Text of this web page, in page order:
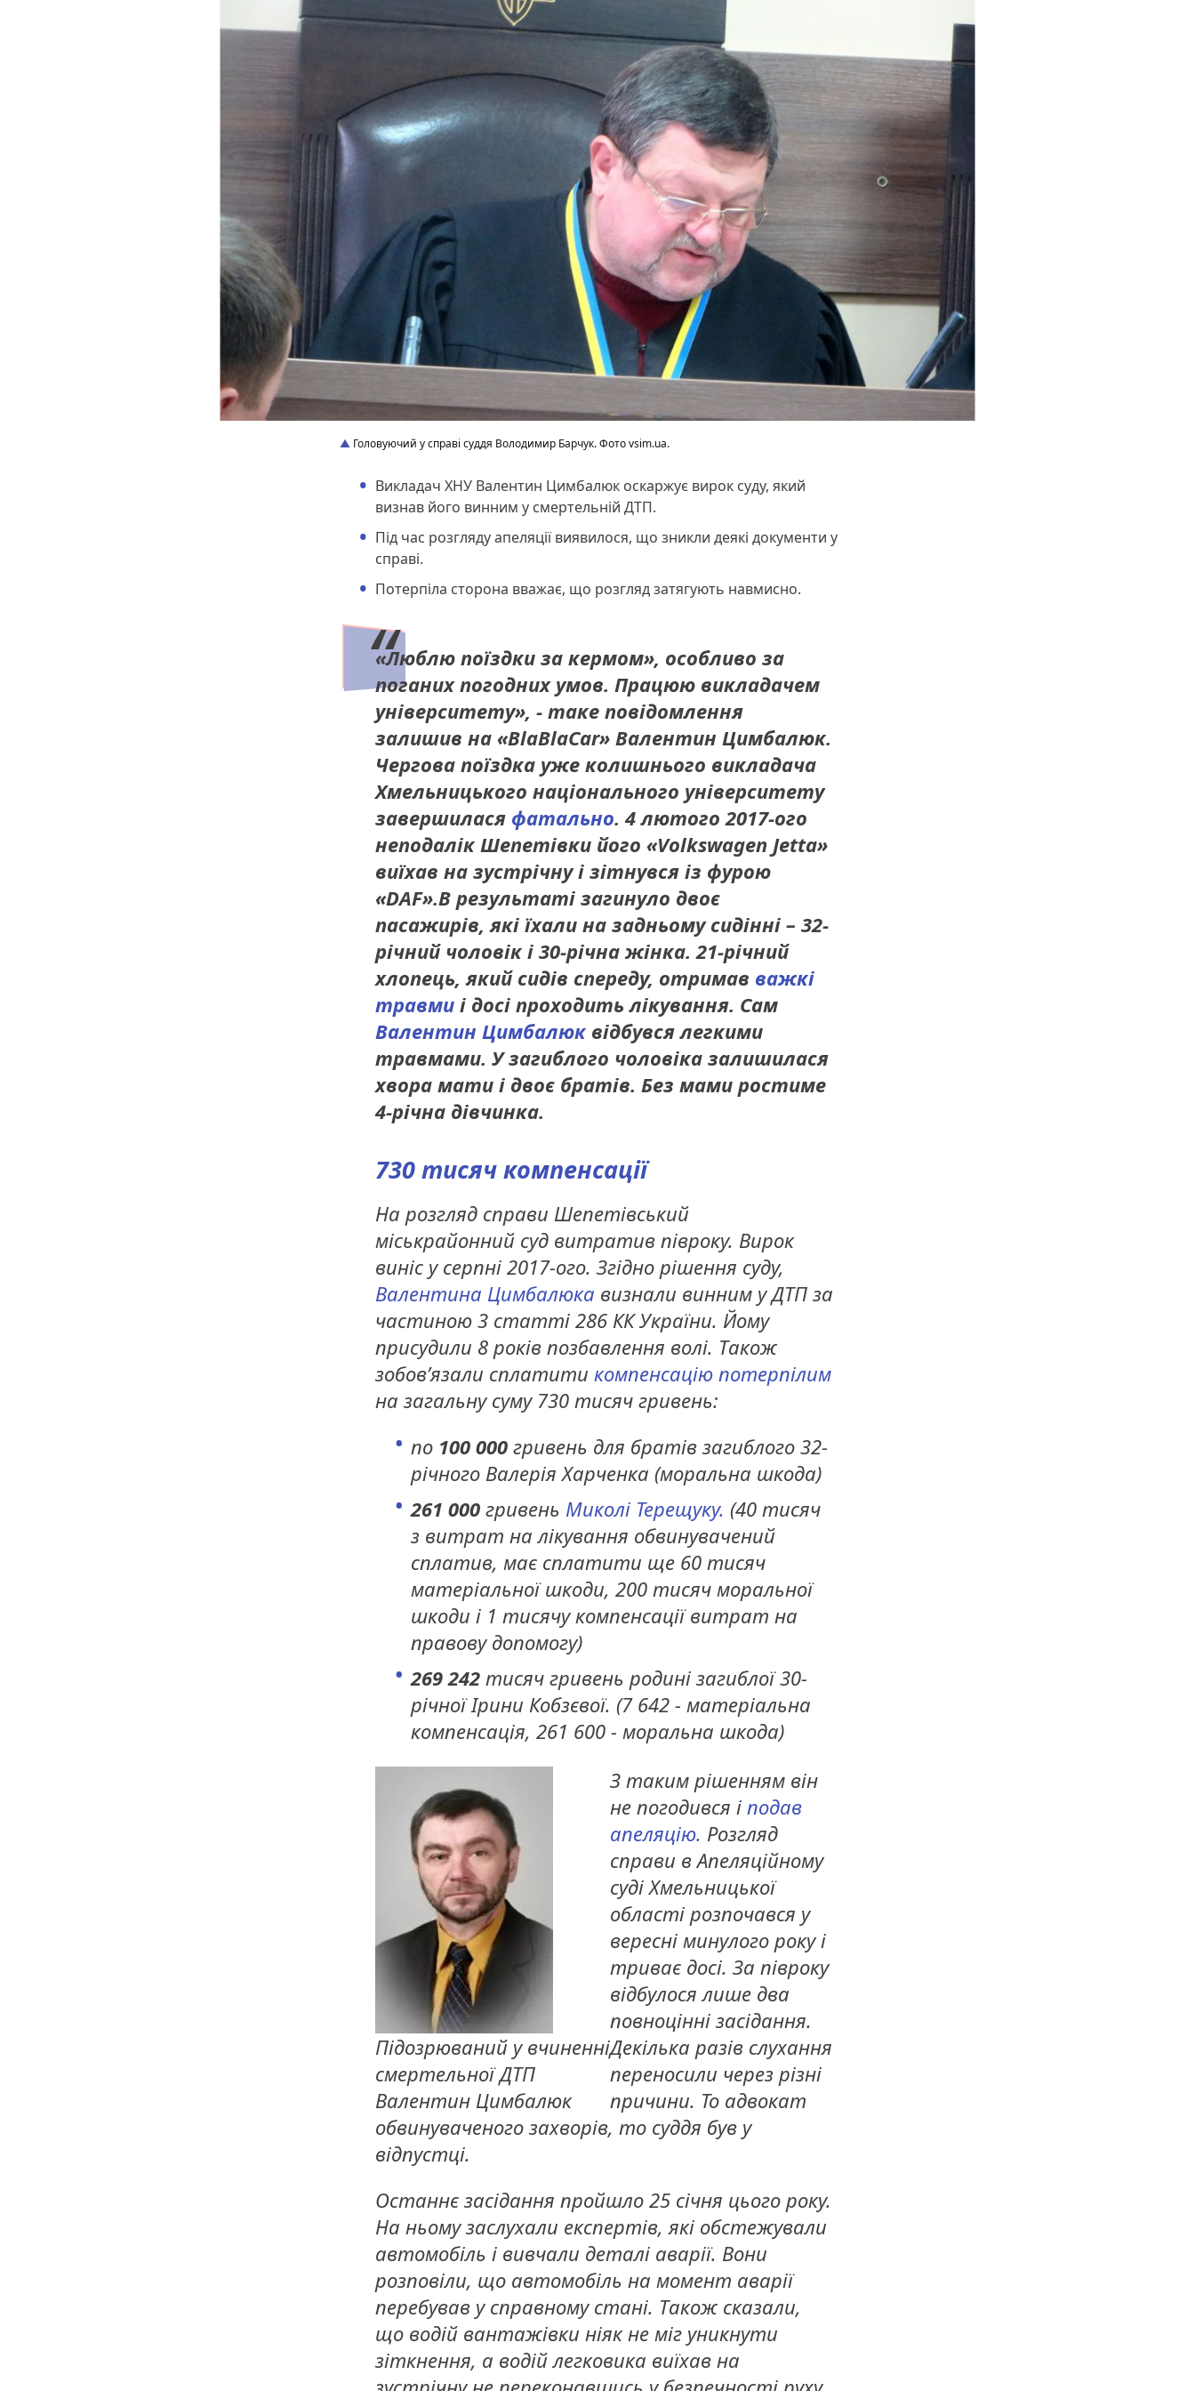
Головуючий у справі суддя Володимир Барчук. Фото vsim.ua.
Викладач ХНУ Валентин Цимбалюк оскаржує вирок суду, який
визнав його винним у смертельній ДТП.
Під час розгляду апеляції виявилося, що зникли деякі документи у
справі.
Потерпіла сторона вважає, що розгляд затягують навмисно.
«Люблю поїздки за кермом», особливо за
поганих погодних умов. Працюю викладачем
університету», - таке повідомлення
залишив на «BlaBlaCar» Валентин Цимбалюк.
Чергова поїздка уже колишнього викладача
Хмельницького національного університету
завершилася фатально. 4 лютого 2017-ого
неподалік Шепетівки його «Volkswagen Jetta»
виїхав на зустрічну і зітнувся із фурою
«DAF».В результаті загинуло двоє
пасажирів, які їхали на задньому сидінні – 32-
річний чоловік і 30-річна жінка. 21-річний
хлопець, який сидів спереду, отримав важкі
травми і досі проходить лікування. Сам
Валентин Цимбалюк відбувся легкими
травмами. У загиблого чоловіка залишилася
хвора мати і двоє братів. Без мами ростиме
4-річна дівчинка.
730 тисяч компенсації
На розгляд справи Шепетівський
міськрайонний суд витратив півроку. Вирок
виніс у серпні 2017-ого. Згідно рішення суду,
Валентина Цимбалюка визнали винним у ДТП за
частиною 3 статті 286 КК України. Йому
присудили 8 років позбавлення волі. Також
зобов’язали сплатити компенсацію потерпілим
на загальну суму 730 тисяч гривень:
по 100 000 гривень для братів загиблого 32-
річного Валерія Харченка (моральна шкода)
261 000 гривень Миколі Терещуку. (40 тисяч
з витрат на лікування обвинувачений
сплатив, має сплатити ще 60 тисяч
матеріальної шкоди, 200 тисяч моральної
шкоди і 1 тисячу компенсації витрат на
правову допомогу)
269 242 тисяч гривень родині загиблої 30-
річної Ірини Кобзєвої. (7 642 - матеріальна
компенсація, 261 600 - моральна шкода)
Підозрюваний у вчиненні
смертельної ДТП
Валентин Цимбалюк
З таким рішенням він
не погодився і подав
апеляцію. Розгляд
справи в Апеляційному
суді Хмельницької
області розпочався у
вересні минулого року і
триває досі. За півроку
відбулося лише два
повноцінні засідання.
Декілька разів слухання
переносили через різні
причини. То адвокат
обвинуваченого захворів, то суддя був у
відпустці.
Останнє засідання пройшло 25 січня цього року.
На ньому заслухали експертів, які обстежували
автомобіль і вивчали деталі аварії. Вони
розповіли, що автомобіль на момент аварії
перебував у справному стані. Також сказали,
що водій вантажівки ніяк не міг уникнути
зіткнення, а водій легковика виїхав на